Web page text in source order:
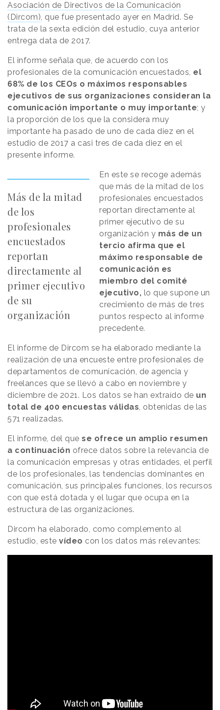
Asociación de Directivos de la Comunicación
(Dircom), que fue presentado ayer en Madrid. Se
trata de la sexta edición del estudio, cuya anterior
entrega data de 2017.
El informe señala que, de acuerdo con los
profesionales de la comunicación encuestados, el
68% de los CEOs o máximos responsables
ejecutivos de sus organizaciones consideran la
comunicación importante o muy importante; y
la proporción de los que la considera muy
importante ha pasado de uno de cada diez en el
estudio de 2017 a casi tres de cada diez en el
presente informe.
Más de la mitad
de los
profesionales
encuestados
reportan
directamente al
primer ejecutivo
de su
organización
En este se recoge además
que más de la mitad de los
profesionales encuestados
reportan directamente al
primer ejecutivo de su
organización y más de un
tercio afirma que el
máximo responsable de
comunicación es
miembro del comité
ejecutivo, lo que supone un
crecimiento de más de tres
puntos respecto al informe
precedente.
El informe de Dircom se ha elaborado mediante la
realización de una encueste entre profesionales de
departamentos de comunicación, de agencia y
freelances que se llevó a cabo en noviembre y
diciembre de 2021. Los datos se han extraído de un
total de 400 encuestas válidas, obtenidas de las
571 realizadas.
El informe, del que se ofrece un amplio resumen
a continuación ofrece datos sobre la relevancia de
la comunicación empresas y otras entidades, el perfil
de los profesionales, las tendencias dominantes en
comunicación, sus principales funciones, los recursos
con que está dotada y el lugar que ocupa en la
estructura de las organizaciones.
Dircom ha elaborado, como complemento al
estudio, este vídeo con los datos más relevantes: